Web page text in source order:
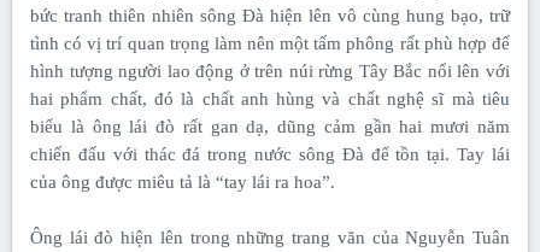
bức tranh thiên nhiên sông Đà hiện lên vô cùng hung bạo, trữ
tình có vị trí quan trọng làm nên một tấm phông rất phù hợp để
hình tượng người lao động ở trên núi rừng Tây Bắc nổi lên với
hai phẩm chất, đó là chất anh hùng và chất nghệ sĩ mà tiêu
biểu là ông lái đò rất gan dạ, dũng cảm gần hai mươi năm
chiến đấu với thác đá trong nước sông Đà để tồn tại. Tay lái
của ông được miêu tả là “tay lái ra hoa”.
Ông lái đò hiện lên trong những trang văn của Nguyễn Tuân